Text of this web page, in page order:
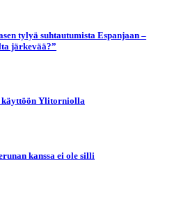
tylyä suhtautumista Espanjaan –
järkevää?”
käyttöön Ylitorniolla
kanssa ei ole silli